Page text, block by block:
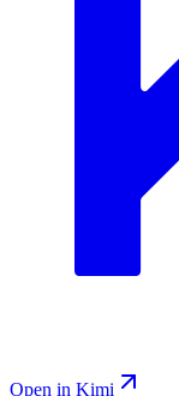
Open in Kimi